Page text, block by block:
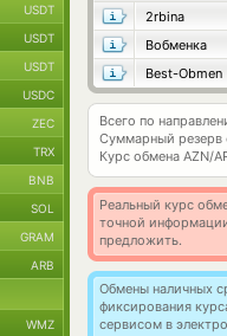
2rbina
Вобменка
Best-Obmen
Всего по
Суммарный резерв
Курс обмена AZN/
Реальный курс
точной
предложить.
Обмены наличных
фиксирования
сервисом в
USDT
USDT
USDT
USDC
ZEC
TRX
BNB
SOL
GRAM
ARB
WMZ